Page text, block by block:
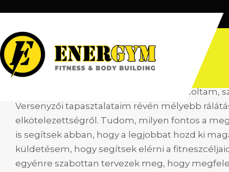
Orbán Nikolett
October 2, 2023 |No Comments |Személyi edzők
a mozgás jelen volt az életemben. Táncoltam,
Versenyzői tapasztalataim révén mélyebb
elkötelezettségről. Tudom, milyen fontos a
is segítsek abban, hogy a legjobbat hozd ki
küldetésem, hogy segítsek elérni a
egyénre szabottan tervezek meg, hogy